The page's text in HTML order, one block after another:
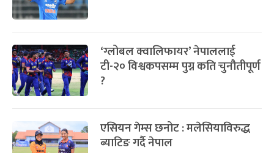
‘ग्लोबल क्वालिफायर’ नेपाललाई
टी-२० विश्वकपसम्म पुग्न कति चुनौतीपूर्ण
?
एसियन गेम्स छनोट : मलेसियाविरुद्ध
ब्याटिङ गर्दै नेपाल